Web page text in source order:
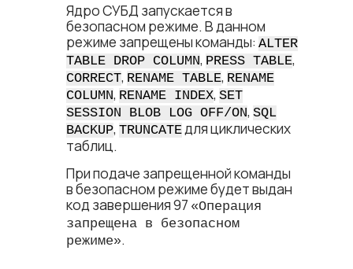
Ядро СУБД запускается в
безопасном режиме. В данном
режиме запрещены команды: ALTER
TABLE DROP COLUMN, PRESS TABLE,
CORRECT, RENAME TABLE, RENAME
COLUMN, RENAME INDEX, SET
SESSION BLOB LOG OFF/ON, SQL
BACKUP, TRUNCATE для циклических
таблиц.
При подаче запрещенной команды
в безопасном режиме будет выдан
код завершения 97 «Операция
запрещена в безопасном
режиме».